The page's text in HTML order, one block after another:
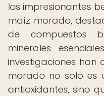
los impresionantes
maíz morado,
de compuestos
minerales
investigaciones han
morado no solo es
antioxidantes, sino